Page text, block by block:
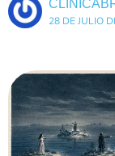
28 DE JULIO